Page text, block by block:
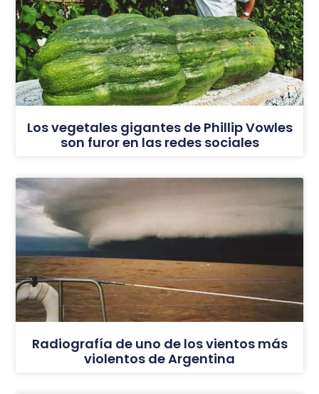
Los vegetales gigantes de Phillip Vowles
son furor en las redes sociales
Radiografía de uno de los vientos más
violentos de Argentina